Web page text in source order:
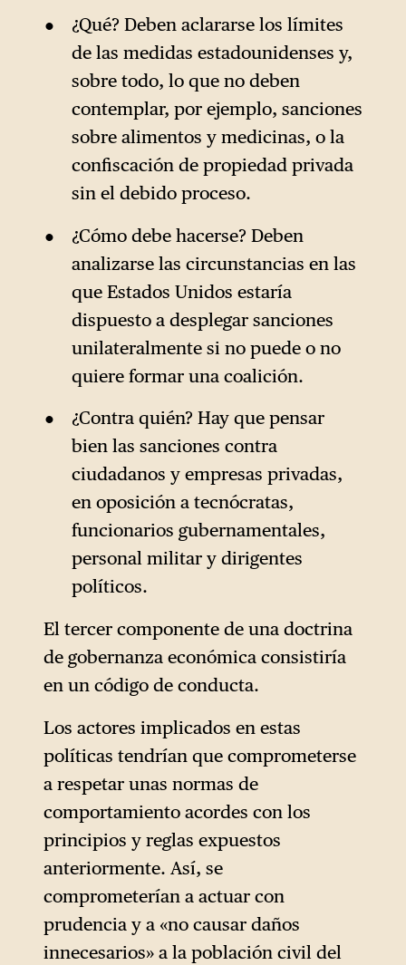
¿Qué? Deben aclararse los límites
de las medidas estadounidenses y,
sobre todo, lo que no deben
contemplar, por ejemplo, sanciones
sobre alimentos y medicinas, o la
confiscación de propiedad privada
sin el debido proceso.
¿Cómo debe hacerse? Deben
analizarse las circunstancias en las
que Estados Unidos estaría
dispuesto a desplegar sanciones
unilateralmente si no puede o no
quiere formar una coalición.
¿Contra quién? Hay que pensar
bien las sanciones contra
ciudadanos y empresas privadas,
en oposición a tecnócratas,
funcionarios gubernamentales,
personal militar y dirigentes
políticos.
El tercer componente de una doctrina
de gobernanza económica consistiría
en un código de conducta.
Los actores implicados en estas
políticas tendrían que comprometerse
a respetar unas normas de
comportamiento acordes con los
principios y reglas expuestos
anteriormente. Así, se
comprometerían a actuar con
prudencia y a «no causar daños
innecesarios» a la población civil del